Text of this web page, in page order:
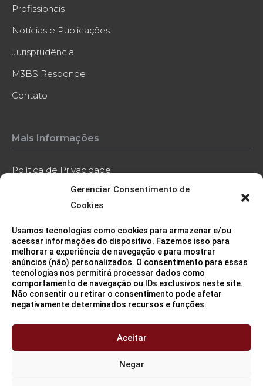
Gerenciar Consentimento de
Cookies
Usamos tecnologias como cookies para armazenar e/ou
acessar informações do dispositivo. Fazemos isso para
melhorar a experiência de navegação e para mostrar
anúncios (não) personalizados. O consentimento para essas
tecnologias nos permitirá processar dados como
comportamento de navegação ou IDs exclusivos neste site.
Não consentir ou retirar o consentimento pode afetar
negativamente determinados recursos e funções.
Aceitar
Negar
Profissionais
Notícias e Publicações
Jurisprudência
M3BS Responde
Contato
Mais Informações
Política de Privacidade
Política de Cookies
Contato
Sede (São Paulo/SP)